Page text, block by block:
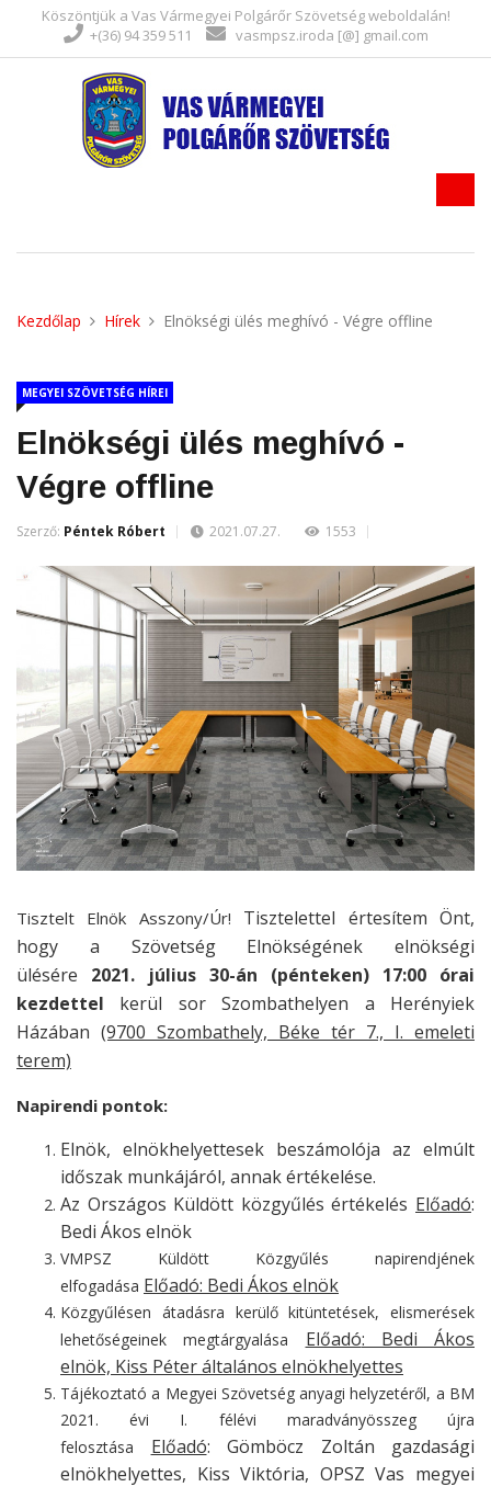
Köszöntjük a Vas Vármegyei Polgárőr Szövetség weboldalán!
+(36) 94 359 511
vasmpsz.iroda [@] gmail.com
Kezdőlap Hírek Elnökségi ülés meghívó - Végre offline
MEGYEI SZÖVETSÉG HÍREI
Elnökségi ülés meghívó -
Végre offline
Szerző: Péntek Róbert 2021.07.27. 1553
Tisztelt Elnök Asszony/Úr! Tisztelettel értesítem Önt,
hogy a Szövetség Elnökségének elnökségi
ülésére 2021. július 30-án (pénteken) 17:00 órai
kezdettel kerül sor Szombathelyen a Herényiek
Házában (9700 Szombathely, Béke tér 7., I. emeleti
terem)
Napirendi pontok:
Elnök, elnökhelyettesek beszámolója az elmúlt
időszak munkájáról, annak értékelése.
Az Országos Küldött közgyűlés értékelés Előadó:
Bedi Ákos elnök
VMPSZ Küldött Közgyűlés napirendjének
elfogadása Előadó: Bedi Ákos elnök
Közgyűlésen átadásra kerülő kitüntetések, elismerések
lehetőségeinek megtárgyalása Előadó: Bedi Ákos
elnök, Kiss Péter általános elnökhelyettes
Tájékoztató a Megyei Szövetség anyagi helyzetéről, a BM
2021. évi I. félévi maradványösszeg újra
felosztása Előadó: Gömböcz Zoltán gazdasági
elnökhelyettes, Kiss Viktória, OPSZ Vas megyei